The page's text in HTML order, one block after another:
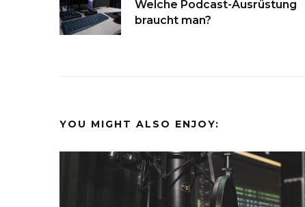
Navigation
Welche Podcast-Ausrüstung
braucht man?
YOU MIGHT ALSO ENJOY: